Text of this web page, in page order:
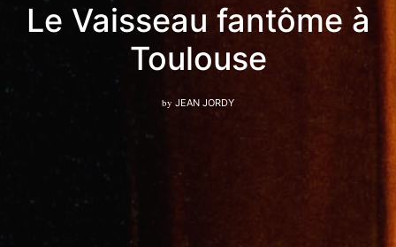
Le Vaisseau fantôme à
Toulouse
by JEAN JORDY